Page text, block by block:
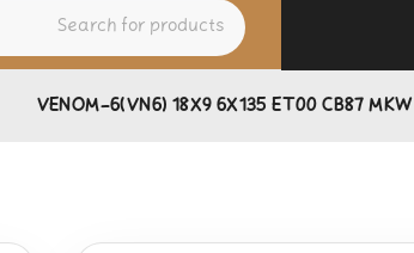
VENOM-6(VN6) 18X9 6X135 ET00 CB87 MKW